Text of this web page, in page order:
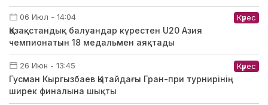
06 Июл - 14:04 Күрес
Қазақстандық балуандар күрестен U20 Азия
чемпионатын 18 медальмен аяқтады
26 Июн - 13:45 Күрес
Гусман Кыргызбаев Қытайдағы Гран-при турнирінің
ширек финалына шықты